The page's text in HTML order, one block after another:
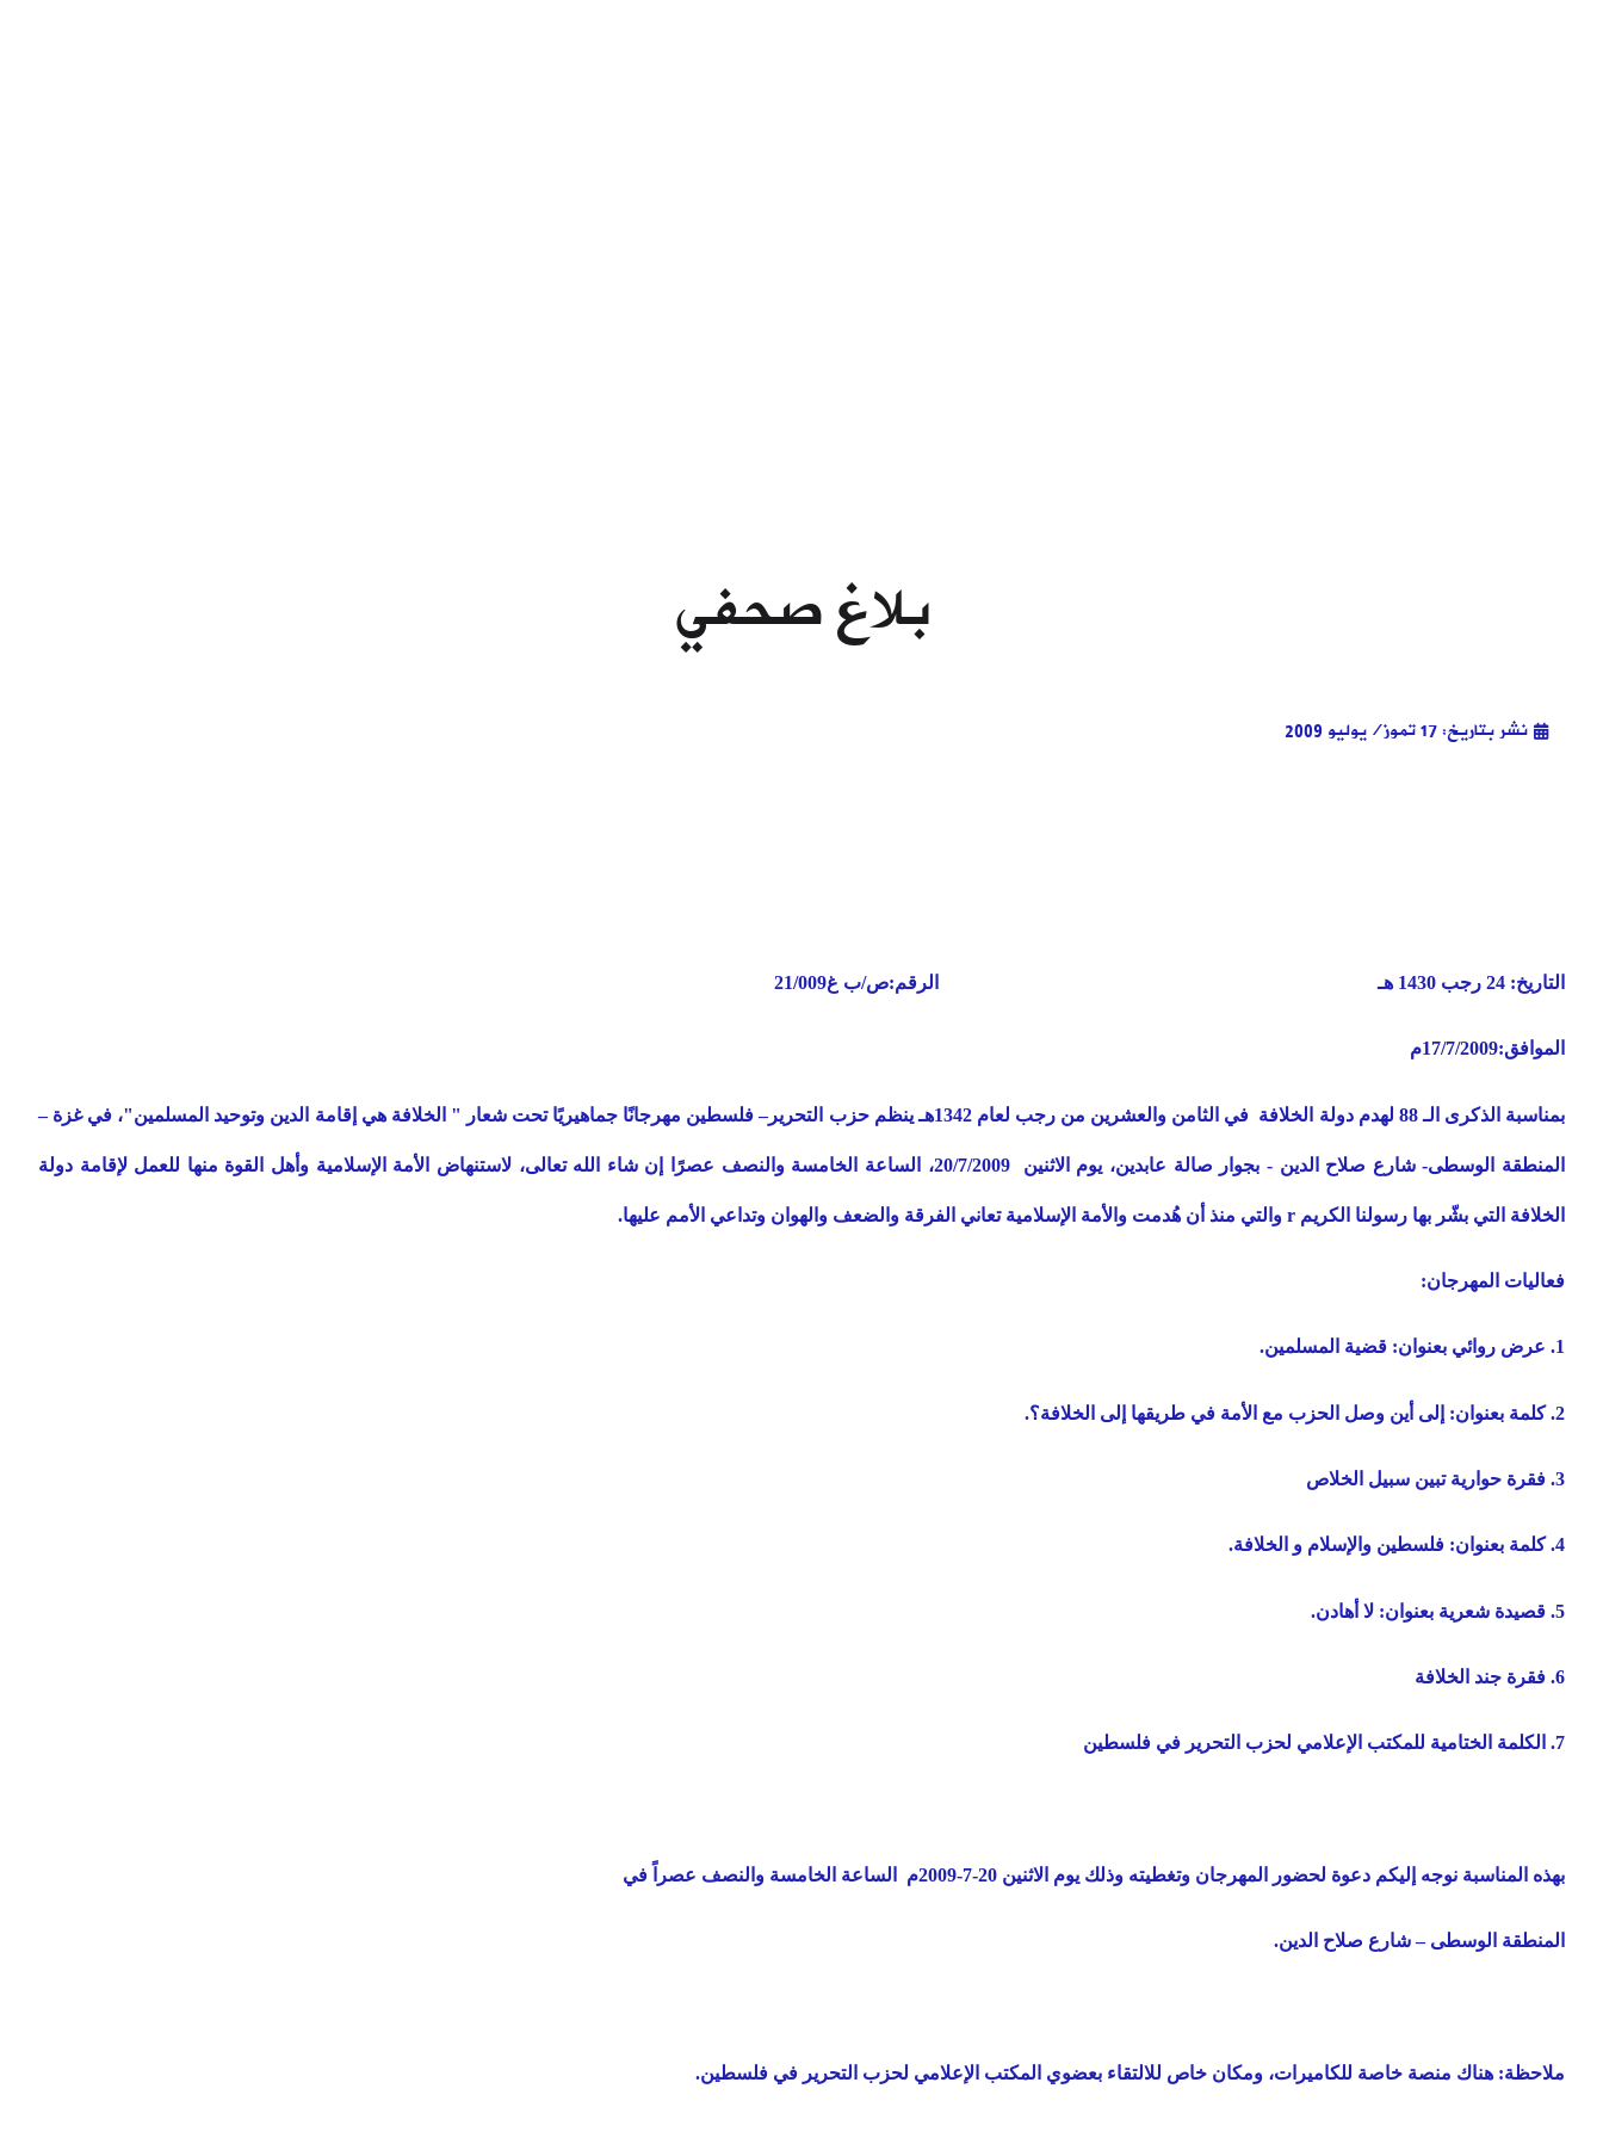
بلاغ صحفي
نشر بتاريخ: 17 تموز/يوليو 2009
التاريخ: 24 رجب 1430 هـ الرقم:ص/ب غ21/009
الموافق:17/7/2009م
بمناسبة الذكرى الـ 88 لهدم دولة الخلافة في الثامن والعشرين من رجب لعام 1342هـ ينظم حزب التحرير– فلسطين مهرجانًا جماهيريًا تحت شعار " الخلافة هي إقامة الدين وتوحيد المسلمين"، في غزة –
المنطقة الوسطى- شارع صلاح الدين - بجوار صالة عابدين، يوم الاثنين 20/7/2009، الساعة الخامسة والنصف عصرًا إن شاء الله تعالى، لاستنهاض الأمة الإسلامية وأهل القوة منها للعمل لإقامة دولة
الخلافة التي بشّر بها رسولنا الكريم r والتي منذ أن هُدمت والأمة الإسلامية تعاني الفرقة والضعف والهوان وتداعي الأمم عليها.
فعاليات المهرجان:
1. عرض روائي بعنوان: قضية المسلمين.
2. كلمة بعنوان: إلى أين وصل الحزب مع الأمة في طريقها إلى الخلافة؟.
3. فقرة حوارية تبين سبيل الخلاص
4. كلمة بعنوان: فلسطين والإسلام و الخلافة.
5. قصيدة شعرية بعنوان: لا أهادن.
6. فقرة جند الخلافة
7. الكلمة الختامية للمكتب الإعلامي لحزب التحرير في فلسطين
بهذه المناسبة نوجه إليكم دعوة لحضور المهرجان وتغطيته وذلك يوم الاثنين 20-7-2009م الساعة الخامسة والنصف عصراً في
المنطقة الوسطى – شارع صلاح الدين.
ملاحظة: هناك منصة خاصة للكاميرات، ومكان خاص للالتقاء بعضوي المكتب الإعلامي لحزب التحرير في فلسطين.